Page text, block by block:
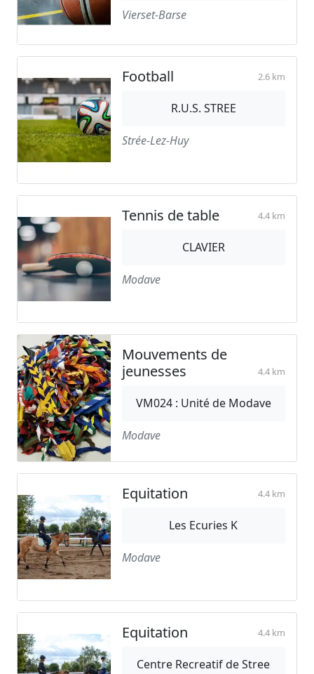
Vierset-Barse
Football 2.6 km
R.U.S. STREE
Strée-Lez-Huy
Tennis de table 4.4 km
CLAVIER
Modave
Mouvements de
jeunesses
4.4 km
VM024 : Unité de Modave
Modave
Equitation 4.4 km
Les Ecuries K
Modave
Equitation 4.4 km
Centre Recreatif de Stree